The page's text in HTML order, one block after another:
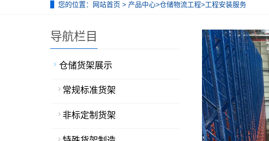
您的位置： 网站首页 > 产品中心>仓储物流工程>工程安装服务
导航栏目
仓储货架展示
常规标准货架
非标定制货架